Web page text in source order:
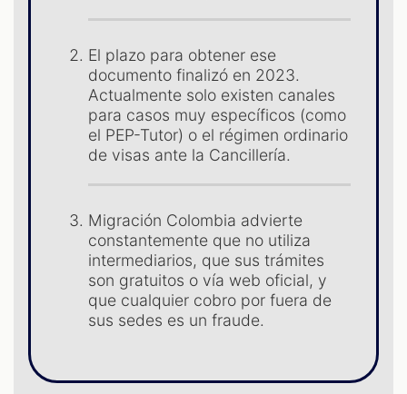
El plazo para obtener ese
documento finalizó en 2023.
Actualmente solo existen canales
para casos muy específicos (como
el PEP-Tutor) o el régimen ordinario
de visas ante la Cancillería.
Migración Colombia advierte
constantemente que no utiliza
intermediarios, que sus trámites
son gratuitos o vía web oficial, y
que cualquier cobro por fuera de
sus sedes es un fraude.